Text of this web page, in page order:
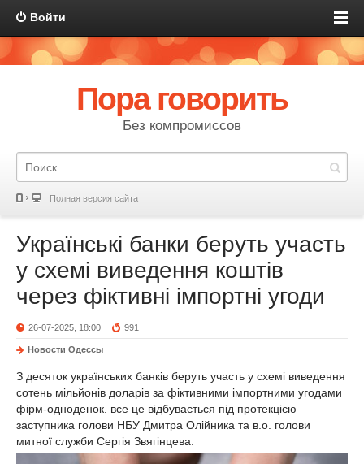
Войти
Пора говорить
Без компромиссов
Полная версия сайта
Українські банки беруть участь
у схемі виведення коштів
через фіктивні імпортні угоди
26-07-2025, 18:00 991
Новости Одессы
З десяток українських банків беруть участь у схемі виведення
сотень мільйонів доларів за фіктивними імпортними угодами
фірм-одноденок. все це відбувається під протекцією
заступника голови НБУ Дмитра Олійника та в.о. голови
митної служби Сергія Звягінцева.